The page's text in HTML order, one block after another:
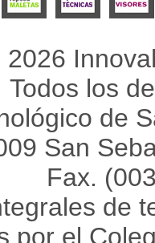
Todos los
de
San
Fax.
de
por el